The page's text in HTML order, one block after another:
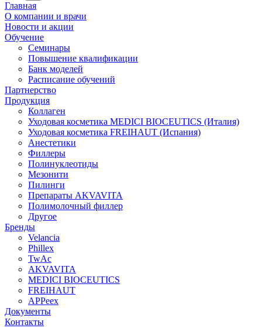
Главная
О компании и врачи
Новости и акции
Обучение
Семинары
Повышение квалификации
Банк моделей
Расписание обучений
Партнерство
Продукция
Коллаген
Уходовая косметика MEDICI BIOCEUTICS (Италия)
Уходовая косметика FREIHAUT (Испания)
Анестетики
Филлеры
Полинуклеотиды
Мезонити
Пилинги
Препараты AKVAVITA
Полимолочный филлер
Другое
Бренды
Velancia
Phillex
TwAc
AKVAVITA
MEDICI BIOCEUTICS
FREIHAUT
APPeex
Документы
Контакты